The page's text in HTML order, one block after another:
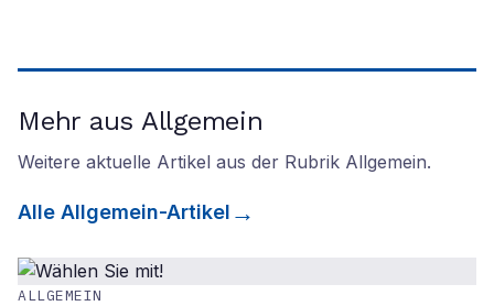
Mehr aus Allgemein
Weitere aktuelle Artikel aus der Rubrik Allgemein.
Alle Allgemein-Artikel
ALLGEMEIN